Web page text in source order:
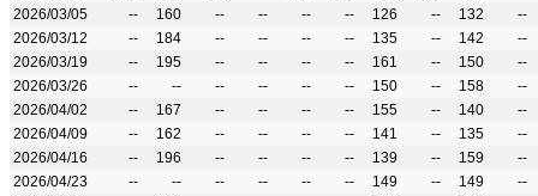
2026/03/05
-- 160 -- -- -- -- 126 -- 132
--
2026/03/12
-- 184 -- -- -- -- 135 -- 142
--
2026/03/19
-- 195 -- -- -- -- 161 -- 150
--
2026/03/26
-- -- -- -- -- -- 150 -- 158
--
2026/04/02
-- 167 -- -- -- -- 155 -- 140
--
2026/04/09
-- 162 -- -- -- -- 141 -- 135
--
2026/04/16
-- 196 -- -- -- -- 139 -- 159
--
2026/04/23
-- -- -- -- -- -- 149 -- 149
--